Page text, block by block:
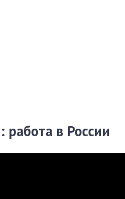
работа в России